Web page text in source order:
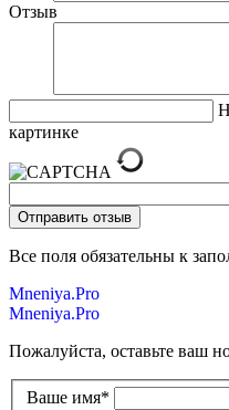
Отзыв
картинке
Все поля обязательны к
Mneniya.Pro
Mneniya.Pro
Пожалуйста, оставьте ваш
Ваше имя*